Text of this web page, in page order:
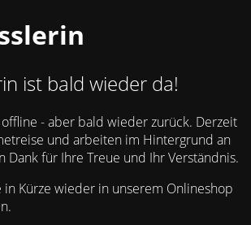
ist bald wieder da!
- aber bald wieder zurück. Derzeit
und arbeiten im Hintergrund an
Dank für Ihre Treue und Ihr Verständnis.
in Kürze wieder in unserem Onlineshop